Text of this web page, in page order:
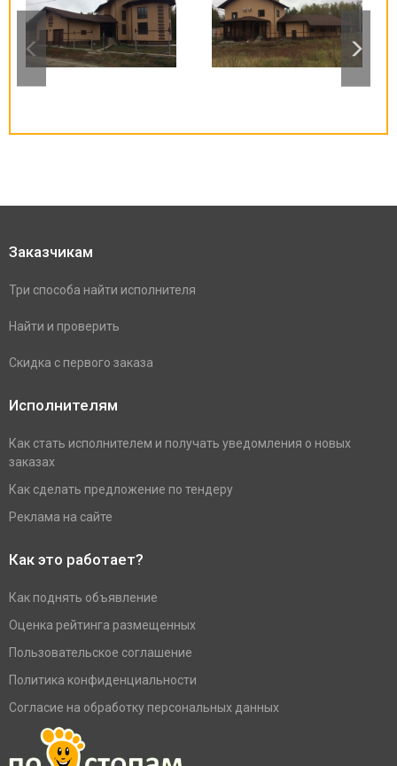
Заказчикам
Три способа найти исполнителя
Найти и проверить
Скидка с первого заказа
Исполнителям
Как стать исполнителем и получать уведомления о новых
заказах
Как сделать предложение по тендеру
Реклама на сайте
Как это работает?
Как поднять объявление
Оценка рейтинга размещенных
Пользовательское соглашение
Политика конфиденциальности
Согласие на обработку персональных данных